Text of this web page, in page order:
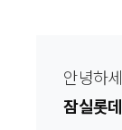
안녕하
잠실롯